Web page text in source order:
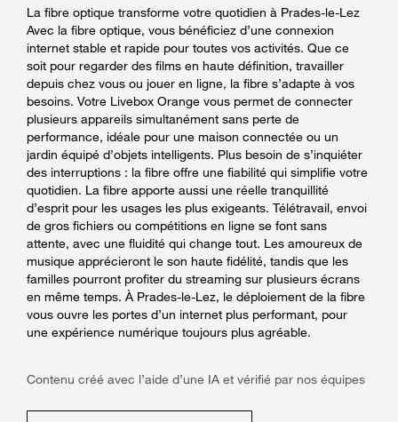
La fibre optique transforme votre quotidien à Prades-le-Lez
Avec la fibre optique, vous bénéficiez d’une connexion
internet stable et rapide pour toutes vos activités. Que ce
soit pour regarder des films en haute définition, travailler
depuis chez vous ou jouer en ligne, la fibre s’adapte à vos
besoins. Votre Livebox Orange vous permet de connecter
plusieurs appareils simultanément sans perte de
performance, idéale pour une maison connectée ou un
jardin équipé d’objets intelligents. Plus besoin de s’inquiéter
des interruptions : la fibre offre une fiabilité qui simplifie votre
quotidien. La fibre apporte aussi une réelle tranquillité
d’esprit pour les usages les plus exigeants. Télétravail, envoi
de gros fichiers ou compétitions en ligne se font sans
attente, avec une fluidité qui change tout. Les amoureux de
musique apprécieront le son haute fidélité, tandis que les
familles pourront profiter du streaming sur plusieurs écrans
en même temps. À Prades-le-Lez, le déploiement de la fibre
vous ouvre les portes d’un internet plus performant, pour
une expérience numérique toujours plus agréable.
Contenu créé avec l’aide d’une IA et vérifié par nos équipes